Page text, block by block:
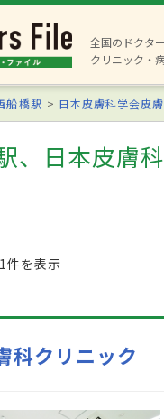
全国のドクタ
クリニック・
船橋駅 日本皮膚科学会皮
、日本皮膚
件を表示
科クリニック